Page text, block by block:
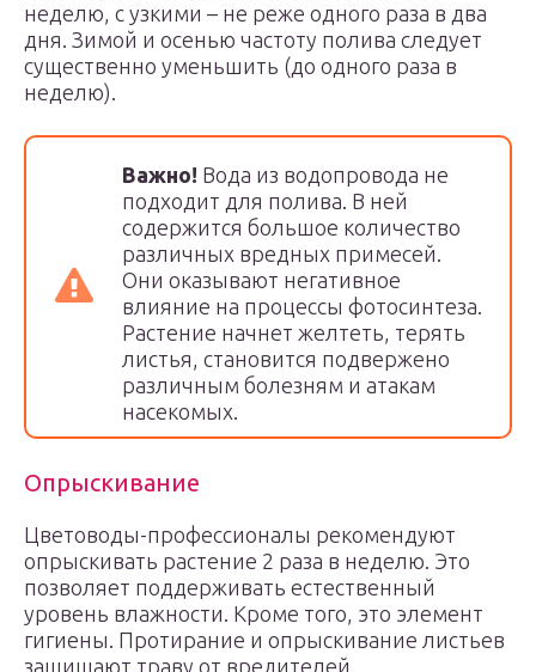
неделю, с узкими – не реже одного раза в два
дня. Зимой и осенью частоту полива следует
существенно уменьшить (до одного раза в
неделю).
Важно! Вода из водопровода не
подходит для полива. В ней
содержится большое количество
различных вредных примесей.
Они оказывают негативное
влияние на процессы фотосинтеза.
Растение начнет желтеть, терять
листья, становится подвержено
различным болезням и атакам
насекомых.
Опрыскивание
Цветоводы-профессионалы рекомендуют
опрыскивать растение 2 раза в неделю. Это
позволяет поддерживать естественный
уровень влажности. Кроме того, это элемент
гигиены. Протирание и опрыскивание листьев
защищают траву от вредителей.